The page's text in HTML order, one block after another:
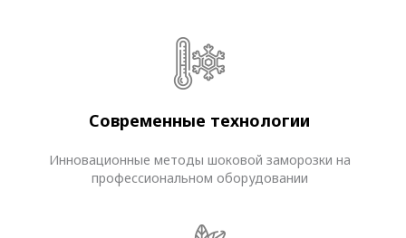
Современные технологии
Инновационные методы шоковой заморозки на
профессиональном оборудовании